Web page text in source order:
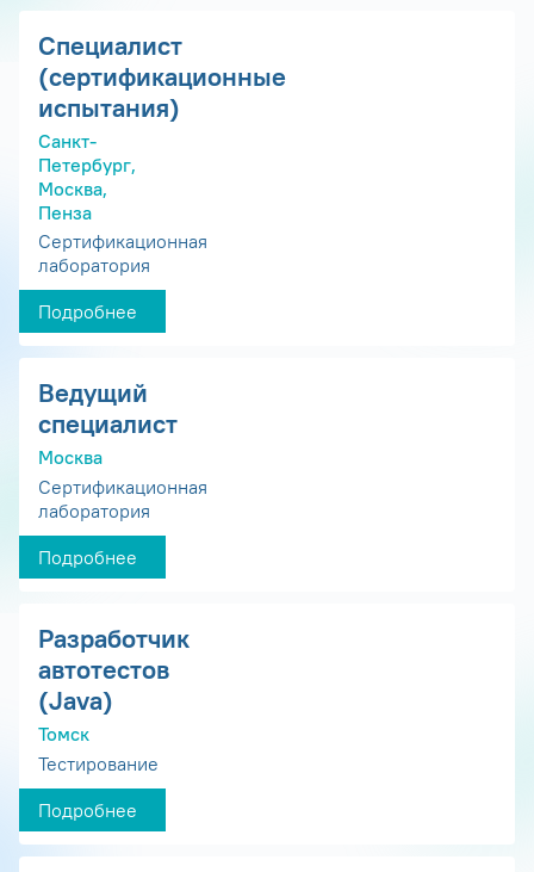
Специалист
(сертификационные
испытания)
Санкт-
Петербург,
Москва,
Пенза
Сертификационная
лаборатория
Подробнее
Ведущий
специалист
Москва
Сертификационная
лаборатория
Подробнее
Разработчик
автотестов
(Java)
Томск
Тестирование
Подробнее